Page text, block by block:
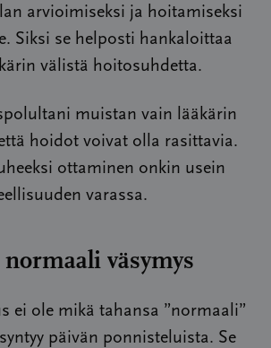
arvioimiseksi ja hoitamiseksi
Siksi se helposti hankaloittaa
välistä hoitosuhdetta.
muistan vain lääkärin
hoidot voivat olla rasittavia.
ottaminen onkin usein
varassa.
väsymys
ei ole mikä tahansa ”normaali”
päivän ponnisteluista. Se